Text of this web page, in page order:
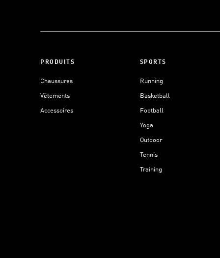
PRODUITS
Chaussures
Vêtements
Accessoires
SPORTS
Running
Basketball
Football
Yoga
Outdoor
Tennis
Training